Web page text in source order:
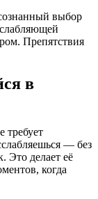
выбор
Препятствия
в
требует
— без
Это делает её
когда